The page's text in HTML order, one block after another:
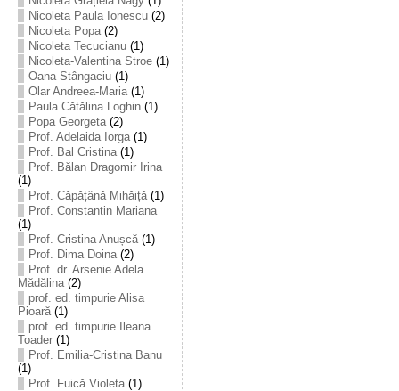
Nicoleta Paula Ionescu(2)
Nicoleta Popa(2)
Nicoleta Tecucianu(1)
Nicoleta-Valentina Stroe(1)
Oana Stângaciu(1)
Olar Andreea-Maria(1)
Paula Cătălina Loghin(1)
Popa Georgeta(2)
Prof. Adelaida Iorga(1)
Prof. Bal Cristina(1)
Prof. Bălan Dragomir Irina
(1)
Prof. Căpățână Mihăiță(1)
Prof. Constantin Mariana
(1)
Prof. Cristina Anușcă(1)
Prof. Dima Doina(2)
Prof. dr. Arsenie Adela
Mădălina(2)
prof. ed. timpurie Alisa
Pioară(1)
prof. ed. timpurie Ileana
Toader(1)
Prof. Emilia-Cristina Banu
(1)
Prof. Fuică Violeta(1)